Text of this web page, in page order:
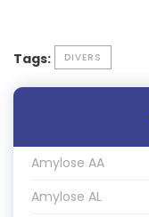
Tags: DIVERS
Amylose AA
Amylose AL